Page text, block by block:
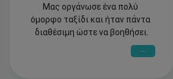
Μας οργάνωσε ένα πολύ
όμορφο ταξίδι και ήταν πάντα
διαθέσιμη ώστε να βοηθήσει.
...